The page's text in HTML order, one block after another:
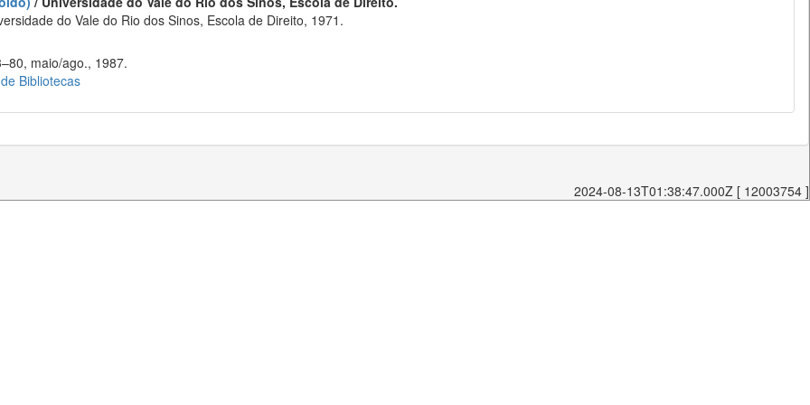
do Vale do Rio dos Sinos, Escola de Direito, 1971.
maio/ago., 1987.
Bibliotecas
2024-08-13T01:38:47.000Z [ 12003754 ]